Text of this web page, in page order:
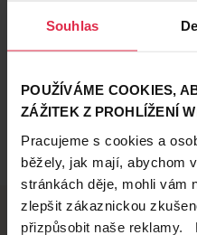
Souhlas
POUŽÍVÁME COOKIES,
ZÁŽITEK Z PROHLÍŽENÍ
Pracujeme s cookies a
běžely, jak mají, abychom
stránkách děje, mohli vám
zlepšit zákaznickou
přizpůsobit naše reklamy.